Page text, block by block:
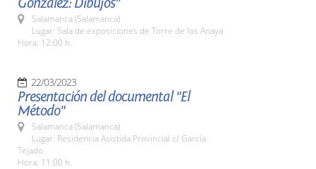
Salamanca (Salamanca)
Lugar: Sala de exposiciones de Torre de los Anaya
Hora: 12:00 h.
22/03/2023
Presentación del documental "El
Método"
Salamanca (Salamanca)
Lugar: Residencia Asistida Provincial c/ García
Tejado
Hora: 11:00 h.